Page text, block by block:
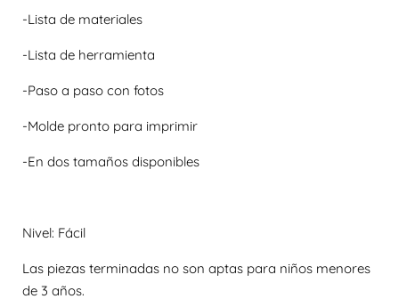
-Lista de materiales
-Lista de herramienta
-Paso a paso con fotos
-Molde pronto para imprimir
-En dos tamaños disponibles
Nivel: Fácil
Las piezas terminadas no son aptas para niños menores
de 3 años.